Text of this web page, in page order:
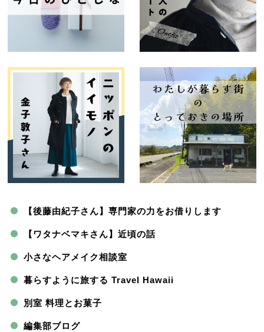
【後藤由紀子さん】専門家の力をお借りします
【ワタナベマキさん】近頃の話
小さなヘアメイク相談室
暮らすように旅する Travel Hawaii
別室 料理とお菓子
編集部ブログ